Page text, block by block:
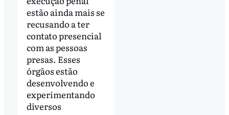
estão ainda mais se
recusando a ter
contato presencial
com as pessoas
presas. Esses
órgãos estão
desenvolvendo e
experimentando
diversos